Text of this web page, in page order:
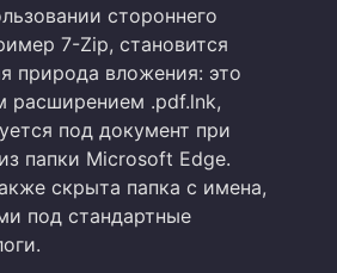
стороннего
7-Zip, становится
природа вложения: это
расширением .pdf.lnk,
под документ при
папки Microsoft Edge.
скрыта папка с имена,
под стандартные